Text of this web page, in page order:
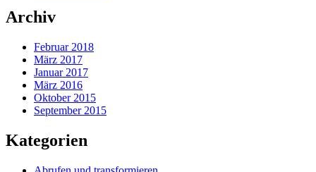
Archiv
Februar 2018
März 2017
Januar 2017
März 2016
Oktober 2015
September 2015
Kategorien